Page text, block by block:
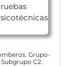
Grupo-
Subgrupo C2.